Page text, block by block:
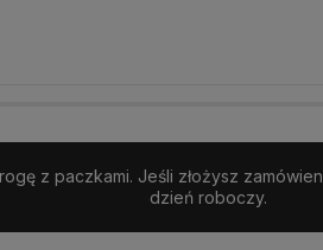
z paczkami. Jeśli złożysz
dzień roboczy.